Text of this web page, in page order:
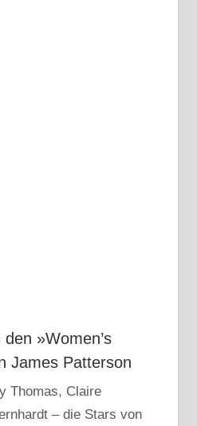
»Women’s
James Patterson
Thomas, Claire
– die Stars von